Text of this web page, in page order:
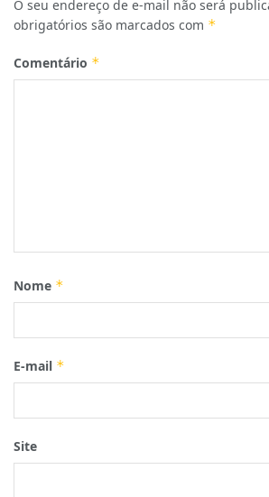
O seu endereço de e-mail não será
obrigatórios são marcados com *
Comentário *
Nome *
E-mail *
Site